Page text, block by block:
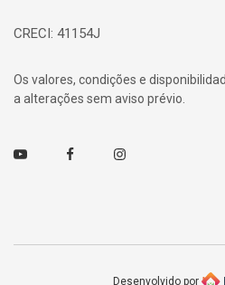
CRECI: 41154J
Os valores, condições e
a alterações sem aviso prévio.
Youtube FacebookInstagram
Desenvolvido por